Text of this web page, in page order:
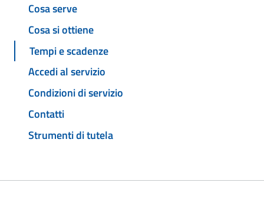
Cosa serve
Cosa si ottiene
Tempi e scadenze
Accedi al servizio
Condizioni di servizio
Contatti
Strumenti di tutela